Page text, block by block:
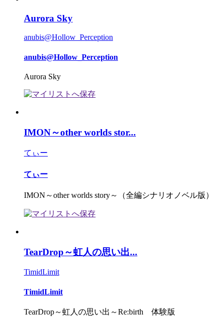
Aurora Sky
anubis@Hollow_Perception
anubis@Hollow_Perception
Aurora Sky
IMON～other worlds stor...
てぃー
てぃー
IMON～other worlds story～（全編シナリオノベル版）
TearDrop～虹人の思い出...
TimidLimit
TimidLimit
TearDrop～虹人の思い出～Re:birth 体験版